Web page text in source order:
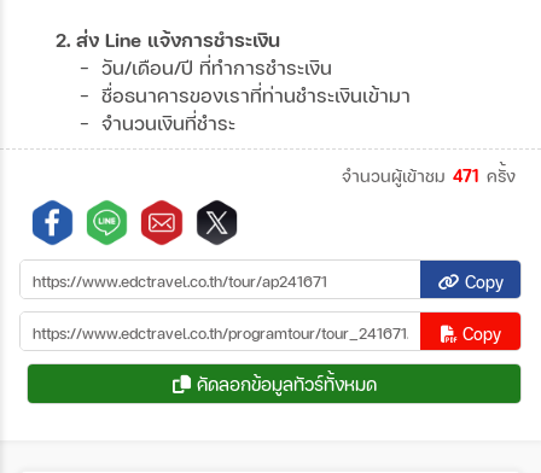
2. ส่ง Line แจ้งการชำระเงิน
- วัน/เดือน/ปี ที่ทำการชำระเงิน
- ชื่อธนาคารของเราที่ท่านชำระเงินเข้ามา
- จำนวนเงินที่ชำระ
จำนวนผู้เข้าชม 471 ครั้ง
Copy
Copy
คัดลอกข้อมูลทัวร์ทั้งหมด